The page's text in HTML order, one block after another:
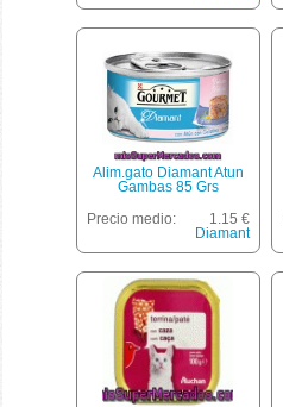
Alim.gato Diamant Atun
Gambas 85 Grs
Precio medio:
1.15 €
Diamant